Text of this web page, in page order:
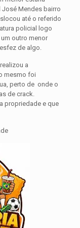
José Mendes bairro
até o referido
policial logo
outro menor
de algo.
a
mesmo foi
perto de onde o
de crack.
propriedade e que